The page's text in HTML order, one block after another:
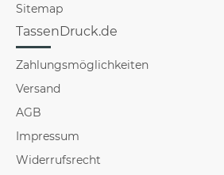
Sitemap
TassenDruck.de
Zahlungsmöglichkeiten
Versand
AGB
Impressum
Widerrufsrecht